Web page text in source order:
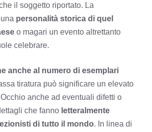
il soggetto riportato. La
personalità storica di quel
o magari un evento altrettanto
celebrare.
anche al numero di esemplari
tiratura può significare un elevato
anche ad eventuali difetti o
che fanno letteralmente
di tutto il mondo. In linea di